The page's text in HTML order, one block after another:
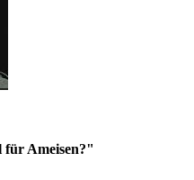
für Ameisen?"